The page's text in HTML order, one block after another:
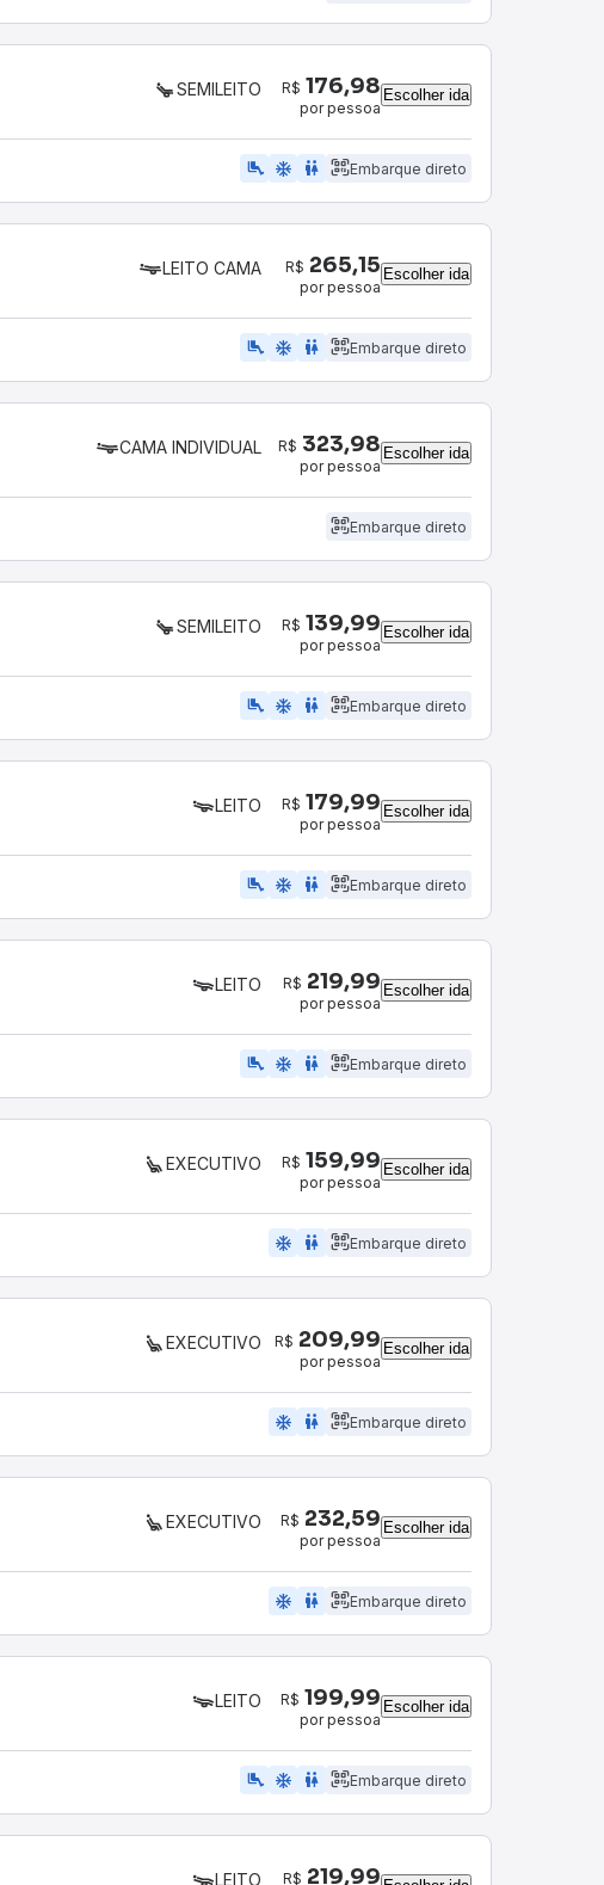
SEMILEITO R$ 176,98
por pessoa
Escolher ida
airline_seat_legroom_extra ac_unit WC Embarque direto
LEITO CAMA R$ 265,15
por pessoa
Escolher ida
airline_seat_legroom_extra ac_unit wc Embarque direto
CAMA INDIVIDUAL R$ 323,98
por pessoa
Escolher ida
Embarque direto
SEMILEITO R$ 139,99
por pessoa
Escolher ida
airline_seat_legroom_extra ac_unit WC Embarque direto
LEITO R$ 179,99
por pessoa
Escolher ida
airline_seat_legroom_extra ac_unit wc Embarque direto
LEITO R$ 219,99
por pessoa
Escolher ida
airline_seat_legroom_extra ac_unit wc Embarque direto
EXECUTIVO R$ 159,99
por pessoa
Escolher ida
ac_unit wc Embarque direto
EXECUTIVO R$ 209,99
por pessoa
Escolher ida
ac_unit wc Embarque direto
EXECUTIVO R$ 232,59
por pessoa
Escolher ida
ac_unit wc Embarque direto
LEITO R$ 199,99
por pessoa
Escolher ida
airline_seat_legroom_extra ac_unit wc Embarque direto
LEITO R$ 219,99